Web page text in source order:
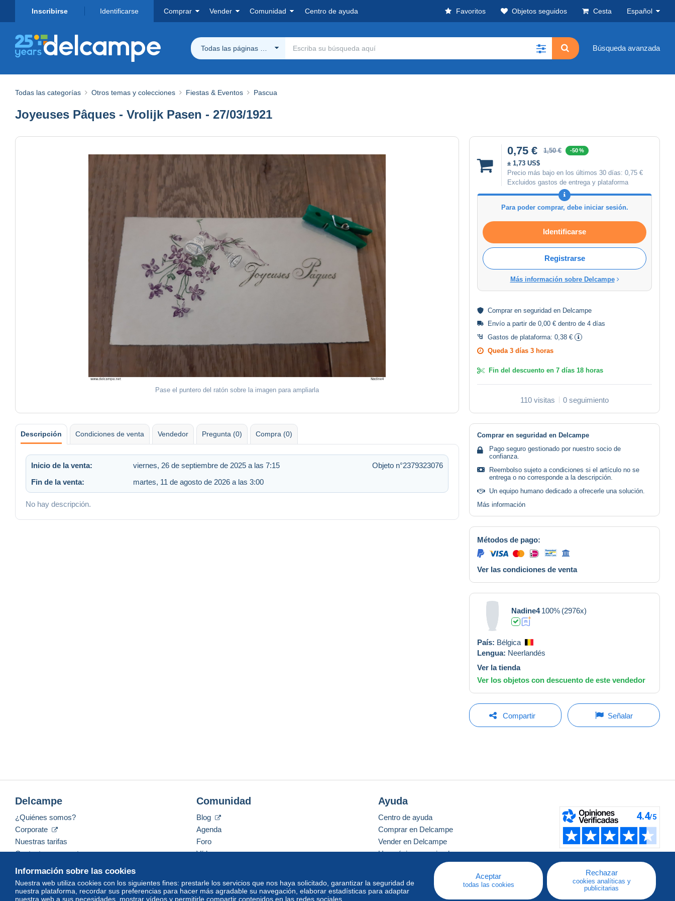
Inscribirse Identificarse Comprar Vender Comunidad Centro de ayuda Favoritos Objetos seguidos Cesta Español
Todas las páginas Delcampe Búsqueda avanzada
Todas las categorías Otros temas y colecciones Fiestas & Eventos Pascua
Joyeuses Pâques - Vrolijk Pasen - 27/03/1921
Pase el puntero del ratón sobre la imagen para ampliarla
0,75 € 1,50 € -50 %
± 1,73 US$
Precio más bajo en los últimos 30 días: 0,75 €
Excluidos gastos de entrega y plataforma
Para poder comprar, debe iniciar sesión.
Identificarse
Registrarse
Más información sobre Delcampe
Comprar en seguridad en Delcampe
Envío a partir de 0,00 € dentro de 4 días
Gastos de plataforma: 0,38 €
Queda 3 días 3 horas
Fin del descuento en 7 días 18 horas
110 visitas 0 seguimiento
Descripción Condiciones de venta Vendedor Pregunta (0) Compra (0)
Inicio de la venta: viernes, 26 de septiembre de 2025 a las 7:15
Objeto n°2379323076
Fin de la venta:
martes, 11 de agosto de 2026 a las 3:00
No hay descripción.
Comprar en seguridad en Delcampe
Pago seguro gestionado por nuestro socio de
confianza.
Reembolso sujeto a condiciones si el artículo no se
entrega o no corresponde a la descripción.
Un equipo humano dedicado a ofrecerle una solución.
Más información
Métodos de pago:
Ver las condiciones de venta
Nadine4 100% (2976x)
País: Bélgica
Lengua: Neerlandés
Ver la tienda
Ver los objetos con descuento de este vendedor
Compartir Señalar
Información sobre las cookies
Nuestra web utiliza cookies con los siguientes fines: prestarle los servicios que nos haya solicitado, garantizar la seguridad de
nuestra plataforma, recordar sus preferencias para hacer más agradable su navegación, elaborar estadísticas para adaptar
nuestra web a sus necesidades, mostrar vídeos y permitirle compartir contenidos en las redes sociales.
Aceptar
todas las cookies
Rechazar
cookies analíticas y
publicitarias
Delcampe
¿Quiénes somos?
Corporate
Nuestras tarifas
Contacte con nosotros
Comunidad
Blog
Agenda
Foro
Vídeos
Ayuda
Centro de ayuda
Comprar en Delcampe
Vender en Delcampe
Una página securizada
Español USD America/Indiana/Vevay Modo estándar